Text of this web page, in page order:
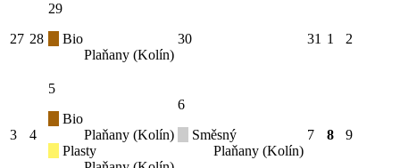
27 28
29
Bio
Plaňany (Kolín)
30 31 1 2
3 4
5
Bio
Plaňany (Kolín)
Plasty
6
Směsný
Plaňany (Kolín)
7 8 9